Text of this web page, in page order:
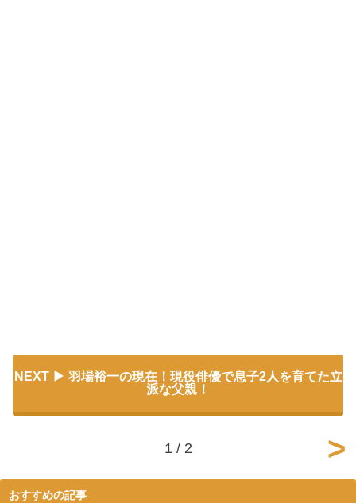
NEXT
羽場裕一の現在！現役俳優で息子2人を育てた立
派な父親！
1 / 2
おすすめの記事